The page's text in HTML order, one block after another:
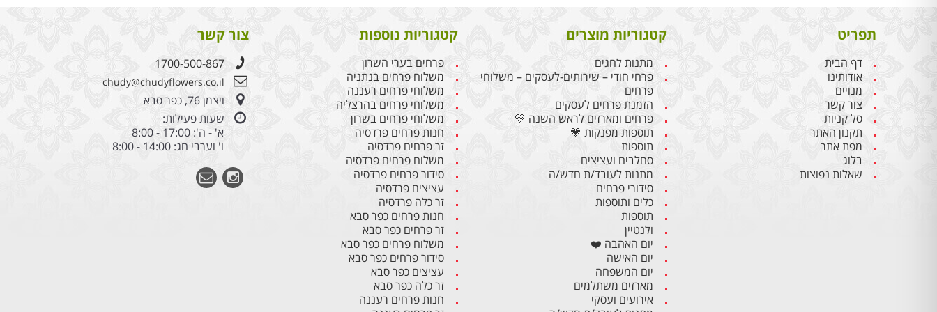
תפריט
דף הבית
אודותינו
מנויים
צור קשר
סל קניות
תקנון האתר
מפת אתר
בלוג
שאלות נפוצות
קטגוריות מוצרים
מתנות לחגים
פרחי חודי – שירותים-לעסקים – משלוחי
פרחים
הזמנת פרחים לעסקים
פרחים ומארזים לראש השנה 💛
תוספות מפנקות 💗
תוספות
סחלבים ועציצים
מתנות לעובד/ת חדש/ה
סידורי פרחים
כלים ותוספות
תוספות
ולנטיין
יום האהבה ❤️
יום האישה
יום המשפחה
מארזים משתלמים
אירועים ועסקי
קטגוריות נוספות
פרחים בערי השרון
משלוח פרחים בנתניה
משלוחי פרחים רעננה
משלוחי פרחים בהרצליה
משלוחי פרחים בשרון
חנות פרחים פרדסיה
זר פרחים פרדסיה
משלוח פרחים פרדסיה
סידור פרחים פרדסיה
עציצים פרדסיה
זר כלה פרדסיה
חנות פרחים כפר סבא
זר פרחים כפר סבא
משלוח פרחים כפר סבא
סידור פרחים כפר סבא
עציצים כפר סבא
זר כלה כפר סבא
חנות פרחים רעננה
צור קשר
1700-500-867
chudy@chudyflowers.co.il
ויצמן 76, כפר סבא
שעות פעילות:
א' - ה': 17:00 - 8:00
ו' וערבי חג: 14:00 - 8:00